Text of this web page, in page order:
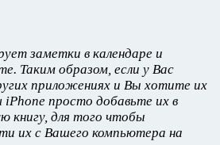
заметки в календаре и
Таким образом, если у Вас
приложениях и Вы хотите их
просто добавьте их в
книгу, для того чтобы
их с Вашего компьютера на